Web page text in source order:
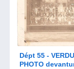
Dépt 55 -
PHOTO